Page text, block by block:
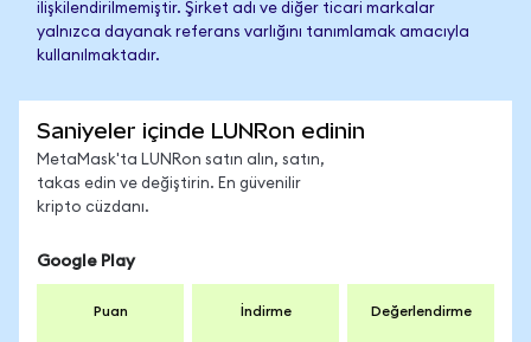
ilişkilendirilmemiştir. Şirket adı ve diğer ticari markalar
yalnızca dayanak referans varlığını tanımlamak amacıyla
kullanılmaktadır.
Saniyeler içinde LUNRon edinin
MetaMask'ta LUNRon satın alın, satın,
takas edin ve değiştirin. En güvenilir
kripto cüzdanı.
Google Play
Puan İndirme Değerlendirme